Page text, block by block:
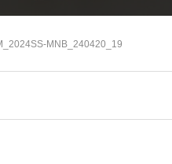
MNB_240420_19